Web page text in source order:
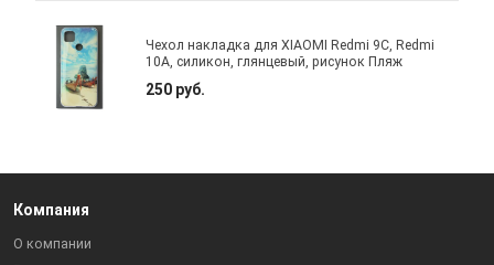
Чехол накладка для XIAOMI Redmi 9C, Redmi
10A, силикон, глянцевый, рисунок Пляж
250 руб.
Компания
О компании